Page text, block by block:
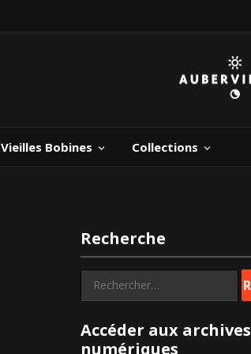
Vieilles Bobines Collections
Recherche
Rechercher :
Accéder aux archives
numériques